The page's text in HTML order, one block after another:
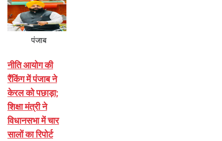
पंजाब
नीति आयोग की
रैंकिंग में पंजाब ने
केरल को पछाड़ा;
शिक्षा मंत्री ने
विधानसभा में चार
सालों का रिपोर्ट